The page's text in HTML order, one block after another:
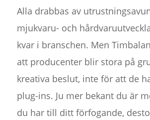
Alla drabbas av
mjukvaru- och
kvar i branschen. Men
att producenter blir stora på
kreativa beslut, inte för att de
plug-ins. Ju mer bekant du är
du har till ditt förfogande,